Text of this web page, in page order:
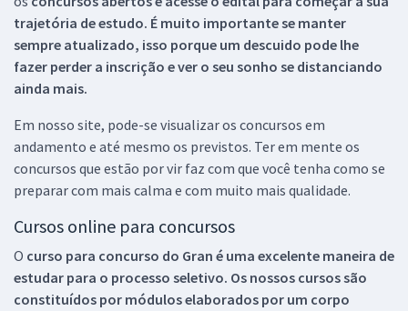
trajetória de estudo. É muito importante se manter
sempre atualizado, isso porque um descuido pode lhe
fazer perder a inscrição e ver o seu sonho se distanciando
ainda mais.
Em nosso site, pode-se visualizar os concursos em
andamento e até mesmo os previstos. Ter em mente os
concursos que estão por vir faz com que você tenha como se
preparar com mais calma e com muito mais qualidade.
Cursos online para concursos
O curso para concurso do Gran é uma excelente maneira de
estudar para o processo seletivo. Os nossos cursos são
constituídos por módulos elaborados por um corpo